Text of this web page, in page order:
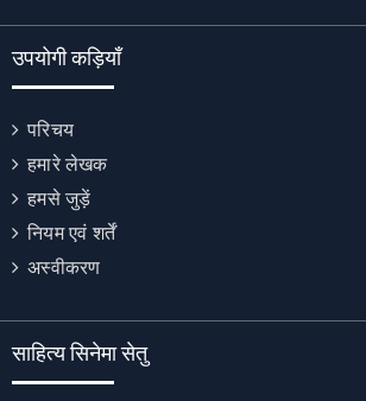
उपयोगी कड़ियाँ
परिचय
हमारे लेखक
हमसे जुड़ें
नियम एवं शर्तें
अस्वीकरण
साहित्य सिनेमा सेतु